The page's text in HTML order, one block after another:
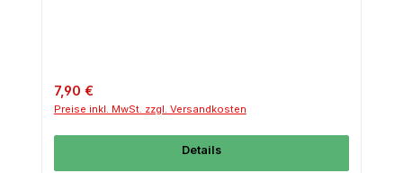
Regulärer Preis:
7,90 €
Preise inkl. MwSt. zzgl. Versandkosten
Details